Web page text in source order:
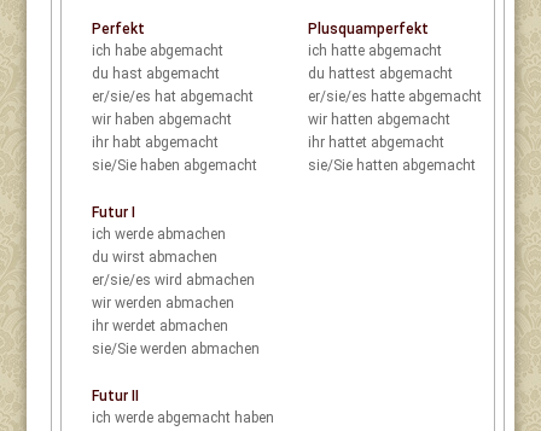
Perfekt
ich habe abgemacht
du hast abgemacht
er/sie/es hat abgemacht
wir haben abgemacht
ihr habt abgemacht
sie/Sie haben abgemacht
Plusquamperfekt
ich hatte abgemacht
du hattest abgemacht
er/sie/es hatte abgemacht
wir hatten abgemacht
ihr hattet abgemacht
sie/Sie hatten abgemacht
Futur I
ich werde abmachen
du wirst abmachen
er/sie/es wird abmachen
wir werden abmachen
ihr werdet abmachen
sie/Sie werden abmachen
Futur II
ich werde abgemacht haben